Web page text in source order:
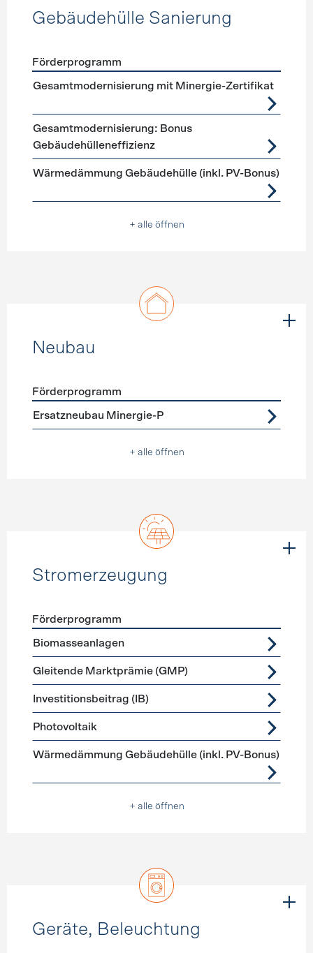
Gebäudehülle Sanierung
Förderprogramme Gebäudehülle Sanierung
Förderprogramm
Gesamtmodernisierung mit Minergie-Zertifikat
Gesamtmodernisierung: Bonus
Gebäudehülleneffizienz
Wärmedämmung Gebäudehülle (inkl. PV-Bonus)
+ alle öffnen
Neubau
Förderprogramme Neubau
Förderprogramm
Ersatzneubau Minergie-P
+ alle öffnen
Stromerzeugung
Förderprogramme
Förderprogramm
Biomasseanlagen
Gleitende Marktprämie (GMP)
Investitionsbeitrag (IB)
Photovoltaik
Wärmedämmung Gebäudehülle (inkl. PV-Bonus)
+ alle öffnen
Geräte, Beleuchtung